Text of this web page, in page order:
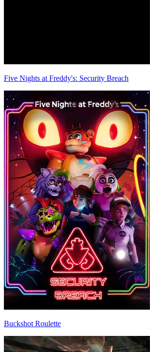
Five Nights at Freddy's: Security Breach
Buckshot Roulette